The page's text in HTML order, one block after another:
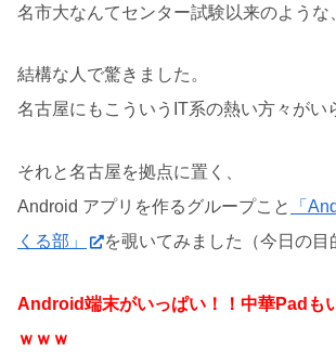
名市大なんてセンター試験以来のような
結構な人で驚きました。
名古屋にもこういうIT系の熱い方々がい
それと名古屋を拠点に置く、
Android アプリを作るグループこと
「
くる部」
を覗いてみました（今日の目
Android端末がいっぱい！！中華Padも
ｗｗｗ